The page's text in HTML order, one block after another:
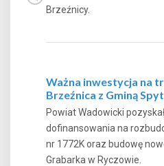
Brzeźnicy.
Ważna inwestycja na
Brzeźnica z Gminą
Powiat Wadowicki
dofinansowania na
nr 1772K oraz budowę
Grabarka w Ryczowie.